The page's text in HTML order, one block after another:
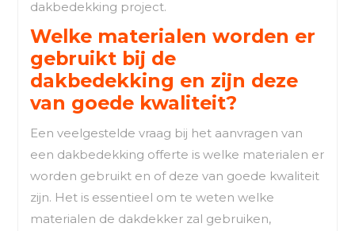
dakbedekking project.
Welke materialen worden er
gebruikt bij de
dakbedekking en zijn deze
van goede kwaliteit?
Een veelgestelde vraag bij het aanvragen van
een dakbedekking offerte is welke materialen er
worden gebruikt en of deze van goede kwaliteit
zijn. Het is essentieel om te weten welke
materialen de dakdekker zal gebruiken,